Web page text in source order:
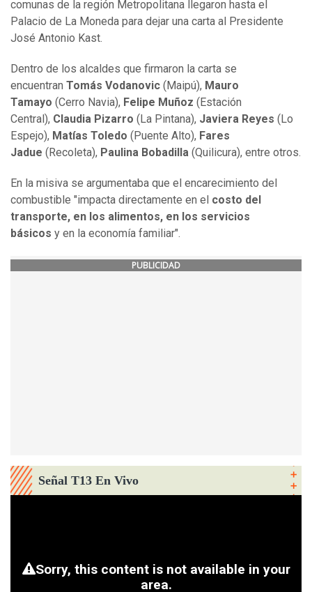
comunas de la región Metropolitana llegaron hasta el
Palacio de La Moneda para dejar una carta al Presidente
José Antonio Kast.
Dentro de los alcaldes que firmaron la carta se
encuentran Tomás Vodanovic (Maipú), Mauro
Tamayo (Cerro Navia), Felipe Muñoz (Estación
Central), Claudia Pizarro (La Pintana), Javiera Reyes (Lo
Espejo), Matías Toledo (Puente Alto), Fares
Jadue (Recoleta), Paulina Bobadilla (Quilicura), entre otros.
En la misiva se argumentaba que el encarecimiento del
combustible "impacta directamente en el costo del
transporte, en los alimentos, en los servicios
básicos y en la economía familiar".
PUBLICIDAD
Señal T13 En Vivo